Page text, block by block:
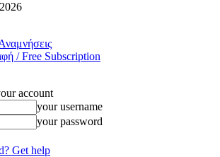
/ Free Subscription
account
your username
your password
Get help